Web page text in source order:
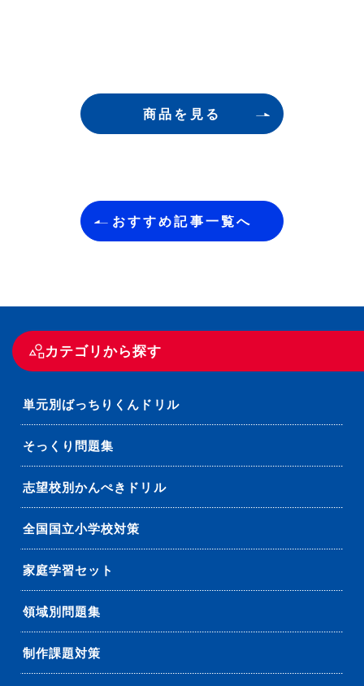
カテゴリから探す
単元別ばっちりくんドリル
そっくり問題集
志望校別かんぺきドリル
全国国立小学校対策
家庭学習セット
領域別問題集
制作課題対策
商品を見る
おすすめ記事一覧へ